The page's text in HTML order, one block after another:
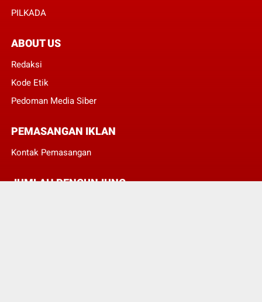
PILKADA
ABOUT US
Redaksi
Kode Etik
Pedoman Media Siber
PEMASANGAN IKLAN
Kontak Pemasangan
JUMLAH PENGUNJUNG